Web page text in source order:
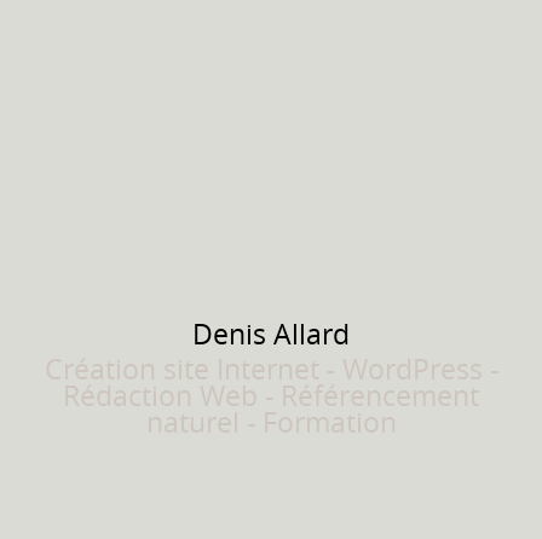
Denis Allard
Création site Internet - WordPress -
Rédaction Web - Référencement
naturel - Formation